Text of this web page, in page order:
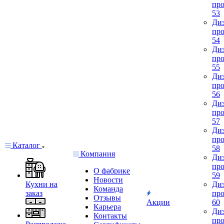
Каталог
Кухни на
заказ
Компания
О фабрике
Новости
Команда
Отзывы
Карьера
Контакты
Акции
53
54
55
56
57
58
59
60